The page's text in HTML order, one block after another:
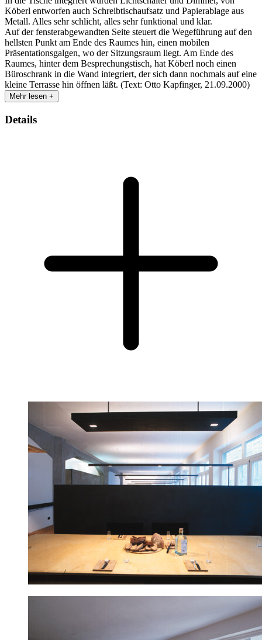
Köberl entworfen auch Schreibtischaufsatz und Papierablage aus
Metall. Alles sehr schlicht, alles sehr funktional und klar.
Auf der fensterabgewandten Seite steuert die Wegeführung auf den
hellsten Punkt am Ende des Raumes hin, einen mobilen
Präsentationsgalgen, wo der Sitzungsraum liegt. Am Ende des
Raumes, hinter dem Besprechungstisch, hat Köberl noch einen
Büroschrank in die Wand integriert, der sich dann nochmals auf eine
kleine Terrasse hin öffnen läßt. (Text: Otto Kapfinger, 21.09.2000)
Mehr lesen +
Details